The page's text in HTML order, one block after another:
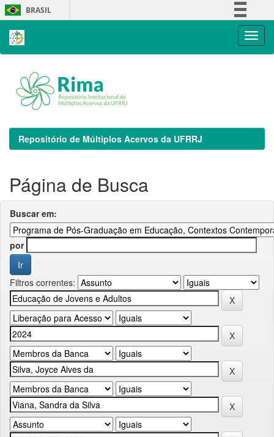
Skip
navigation
BRASIL
Repositório de Múltiplos Acervos da UFRRJ
Página de Busca
Buscar em:
por
Filtros correntes: